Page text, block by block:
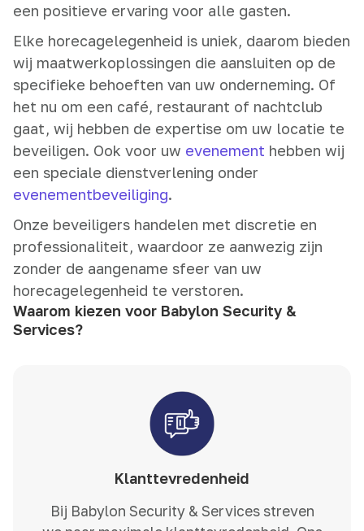
een positieve ervaring voor alle gasten.
Elke horecagelegenheid is uniek, daarom bieden
wij maatwerkoplossingen die aansluiten op de
specifieke behoeften van uw onderneming. Of
het nu om een café, restaurant of nachtclub
gaat, wij hebben de expertise om uw locatie te
beveiligen. Ook voor uw evenement hebben wij
een speciale dienstverlening onder
evenementbeveiliging.
Onze beveiligers handelen met discretie en
professionaliteit, waardoor ze aanwezig zijn
zonder de aangename sfeer van uw
horecagelegenheid te verstoren.
Waarom kiezen voor Babylon Security &
Services?
Klanttevredenheid
Bij Babylon Security & Services streven